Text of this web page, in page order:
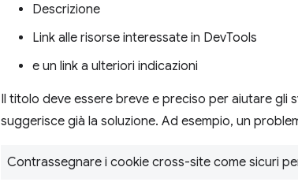
Descrizione
Link alle risorse interessate in DevTools
e un link a ulteriori indicazioni
Il titolo deve essere breve e preciso per aiutare gli
suggerisce già la soluzione. Ad esempio, un
Contrassegnare i cookie cross-site come sicuri